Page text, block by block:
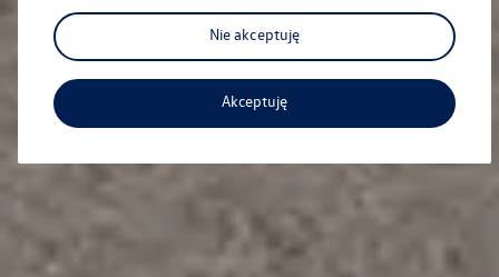
Nie akceptuję
Akceptuję